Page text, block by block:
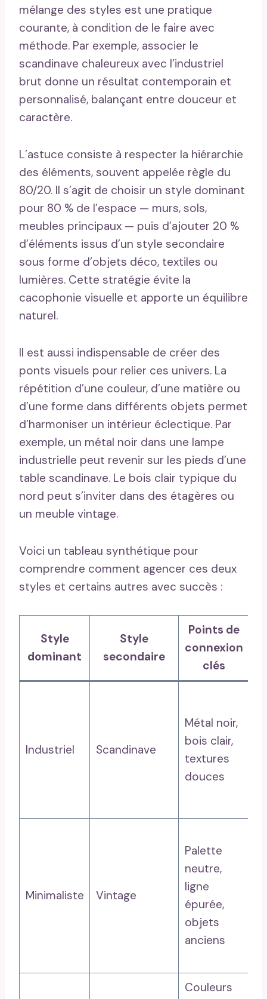
mélange des styles est une pratique
courante, à condition de le faire avec
méthode. Par exemple, associer le
scandinave chaleureux avec l’industriel
brut donne un résultat contemporain et
personnalisé, balançant entre douceur et
caractère.
L’astuce consiste à respecter la hiérarchie
des éléments, souvent appelée règle du
80/20. Il s’agit de choisir un style dominant
pour 80 % de l’espace — murs, sols,
meubles principaux — puis d’ajouter 20 %
d’éléments issus d’un style secondaire
sous forme d’objets déco, textiles ou
lumières. Cette stratégie évite la
cacophonie visuelle et apporte un équilibre
naturel.
Il est aussi indispensable de créer des
ponts visuels pour relier ces univers. La
répétition d’une couleur, d’une matière ou
d’une forme dans différents objets permet
d’harmoniser un intérieur éclectique. Par
exemple, un métal noir dans une lampe
industrielle peut revenir sur les pieds d’une
table scandinave. Le bois clair typique du
nord peut s’inviter dans des étagères ou
un meuble vintage.
Voici un tableau synthétique pour
comprendre comment agencer ces deux
styles et certains autres avec succès :
Style
dominant
Style
secondaire
Points de
connexion
clés
Industriel Scandinave
Métal noir,
bois clair,
textures
douces
Minimaliste Vintage
Palette
neutre,
ligne
épurée,
objets
anciens
Couleurs